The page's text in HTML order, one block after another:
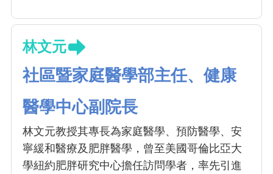
林文元
社區暨家庭醫學部主任、健康
醫學中心副院長
林文元教授其專長為家庭醫學、預防醫學、安
寧緩和醫療及肥胖醫學，曾至美國哥倫比亞大
學紐約肥胖研究中心擔任訪問學者，率先引進